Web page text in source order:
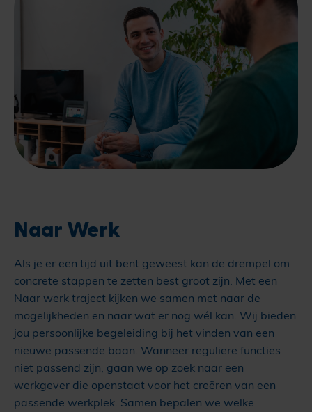
Naar Werk
Als je er een tijd uit bent geweest kan de drempel om
concrete stappen te zetten best groot zijn. Met een
Naar werk traject kijken we samen met naar de
mogelijkheden en naar wat er nog wél kan. Wij bieden
jou persoonlijke begeleiding bij het vinden van een
nieuwe passende baan. Wanneer reguliere functies
niet passend zijn, gaan we op zoek naar een
werkgever die openstaat voor het creëren van een
passende werkplek. Samen bepalen we welke